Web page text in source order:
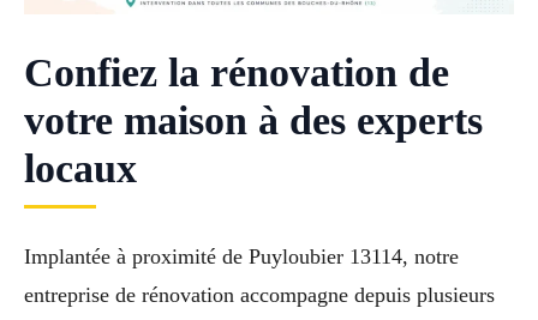
Confiez la rénovation de
votre maison à des experts
locaux
Implantée à proximité de Puyloubier 13114, notre
entreprise de rénovation accompagne depuis plusieurs